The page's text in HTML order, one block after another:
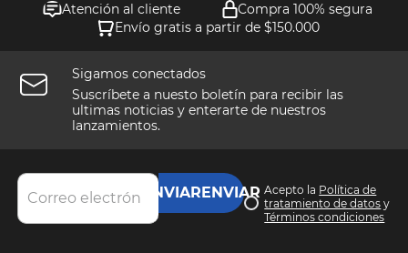
Atención al cliente
Compra 100% segura
Envío gratis a partir de $150.000
Sigamos conectados
Suscríbete a nuesto boletín para recibir las
ultimas noticias y enterarte de nuestros
lanzamientos.
ENVIAR Acepto la Política de
tratamiento de datos y
Términos condiciones